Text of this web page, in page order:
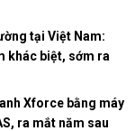
tại Việt Nam:
khác biệt, sớm ra
Xforce bằng máy
ra mắt năm sau